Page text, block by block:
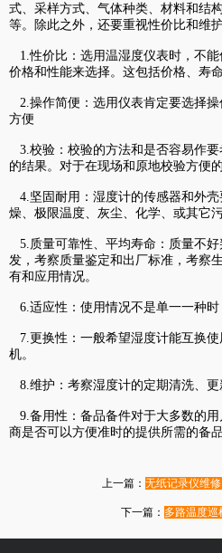
式、采样方式、气体种类、材料和结
等。除此之外，还要重视性价比和维
1.性价比：选用温湿度仪表时，不
价格和性能来选择。这包括价格、寿
2.操作简便：选用仪表肯定要选择
方便
3.校验：校验的方法和是否容易作
的结果。对于在现场和原地校验方便
4.坚固耐用：湿度计的传感器和外
燥、极限温度、灰尘、化学、或其它污
5.质量可靠性、平均寿命：质量不
发，考察质量鉴定和出厂标准，考察
有和应用情况。
6.适应性：使用情况不是单一一种时
7.更换性：一般希望湿度计能互换
机。
8.维护：考察湿度计的定期清洗、更
9.备用性：备品备件对于大多数的
商是否可以方便准时的提供所需的备品
上一篇： 无纸记录仪维
下一篇： 多路温度巡